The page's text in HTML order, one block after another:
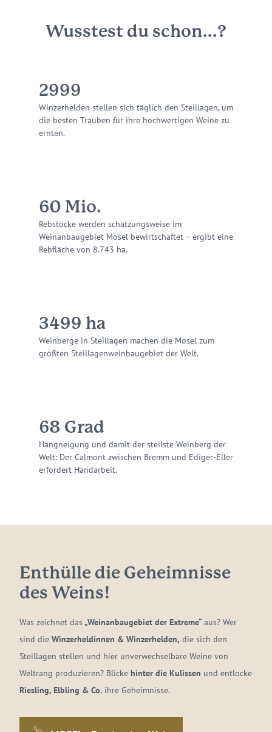
Wusstest du schon...?
3000
Winzerhelden stellen sich täglich den Steillagen, um
die besten Trauben für ihre hochwertigen Weine zu
ernten.
60 Mio.
Rebstöcke werden schätzungsweise im
Weinanbaugebiet Mosel bewirtschaftet – ergibt eine
Rebfläche von 8.743 ha.
3500 ha
Weinberge in Steillagen machen die Mosel zum
größten Steillagenweinbaugebiet der Welt.
68 Grad
Hangneigung und damit der steilste Weinberg der
Welt: Der Calmont zwischen Bremm und Ediger-Eller
erfordert Handarbeit.
Enthülle die Geheimnisse
des Weins!
Was zeichnet das„Weinanbaugebiet der Extreme“ aus? Wer
sind die Winzerheldinnen & Winzerhelden, die sich den
Steillagen stellen und hier unverwechselbare Weine von
Weltrang produzieren? Blicke hinter die Kulissen und entlocke
Riesling, Elbling & Co. ihre Geheimnisse.